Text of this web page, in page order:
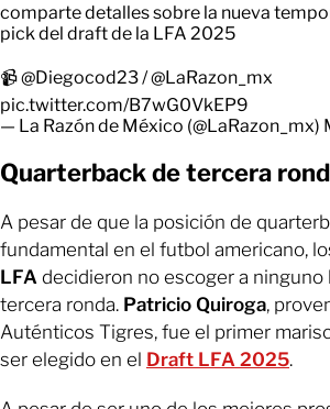
comparte detalles sobre la nueva
pick del draft de la LFA 2025
📹@Diegocod23/@LaRazon_mx
pic.twitter.com/B7wG0VkEP9
— La Razón de México (@LaRazon_mx)
Quarterback de tercera
A pesar de que la posición de
fundamental en el futbol americano,
LFA decidieron no escoger a ninguno
tercera ronda. Patricio Quiroga,
Auténticos Tigres, fue el primer
ser elegido en el Draft LFA 2025.